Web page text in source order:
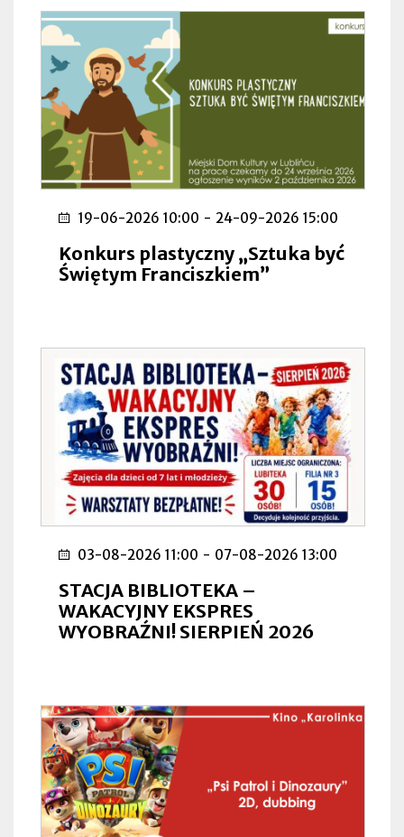
19-06-2026 10:00 - 24-09-2026 15:00
Konkurs plastyczny „Sztuka być
Świętym Franciszkiem”
03-08-2026 11:00 - 07-08-2026 13:00
STACJA BIBLIOTEKA –
WAKACYJNY EKSPRES
WYOBRAŹNI! SIERPIEŃ 2026